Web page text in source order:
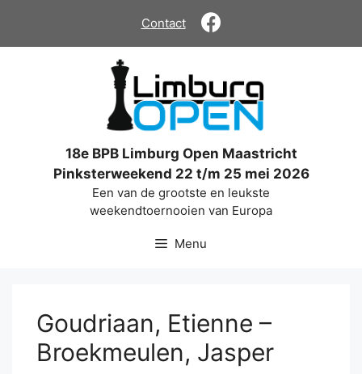
de
Contact
18e BPB Limburg Open Maastricht
Pinksterweekend 22 t/m 25 mei 2026
Een van de grootste en leukste
weekendtoernooien van Europa
Menu
Goudriaan, Etienne –
Broekmeulen, Jasper